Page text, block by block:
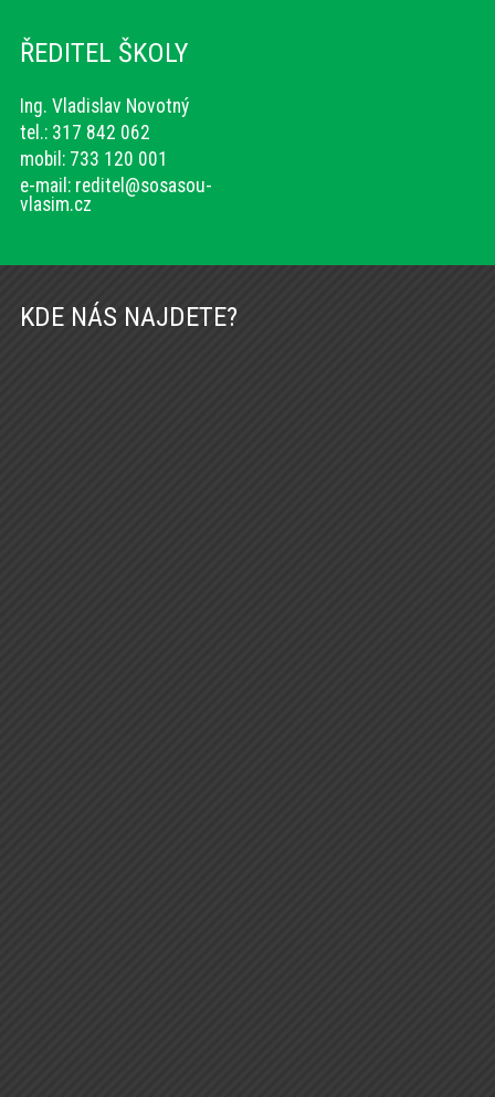
ŘEDITEL ŠKOLY
Ing. Vladislav Novotný
tel.: 317 842 062
mobil: 733 120 001
e-mail: reditel@sosasou-
vlasim.cz
KDE NÁS NAJDETE?